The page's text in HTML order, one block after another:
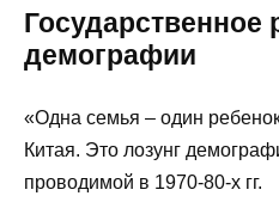
Государственное
демографии
«Одна семья – один
Китая. Это лозунг
проводимой в 1970-80-х гг.